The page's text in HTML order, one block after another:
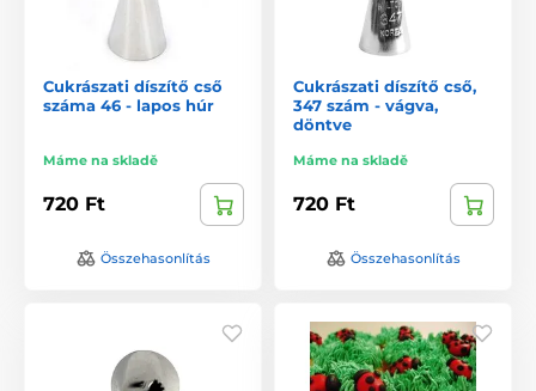
Cukrászati díszítő cső
száma 46 - lapos húr
Máme na skladě
720 Ft
Összehasonlítás
Cukrászati díszítő cső,
347 szám - vágva,
döntve
Máme na skladě
720 Ft
Összehasonlítás